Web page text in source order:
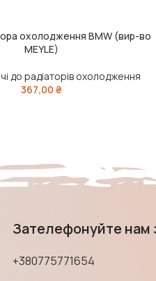
охолодження BMW (вир-во
MEYLE)
до радіаторів охолодження
367,00₴
Зателефонуйте нам
+380775771654